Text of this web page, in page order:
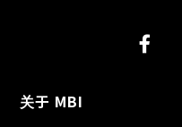
关于 MBI